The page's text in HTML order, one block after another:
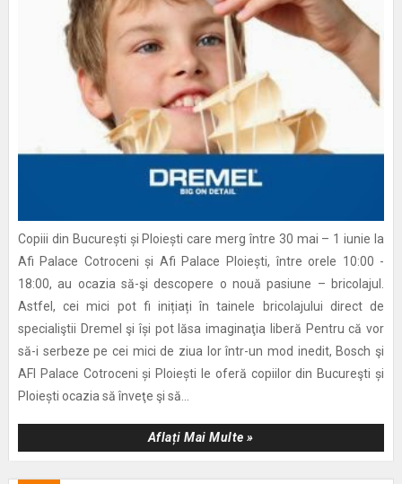
Copiii din București și Ploiești care merg între 30 mai – 1 iunie la
Afi Palace Cotroceni și Afi Palace Ploiești, între orele 10:00 -
18:00, au ocazia să-şi descopere o nouă pasiune – bricolajul.
Astfel, cei mici pot fi inițiați în tainele bricolajului direct de
specialiştii Dremel şi își pot lăsa imaginaţia liberă Pentru că vor
să-i serbeze pe cei mici de ziua lor într-un mod inedit, Bosch şi
AFI Palace Cotroceni și Ploiești le oferă copiilor din Bucureşti și
Ploiești ocazia să înveţe şi să...
Aflați Mai Multe »